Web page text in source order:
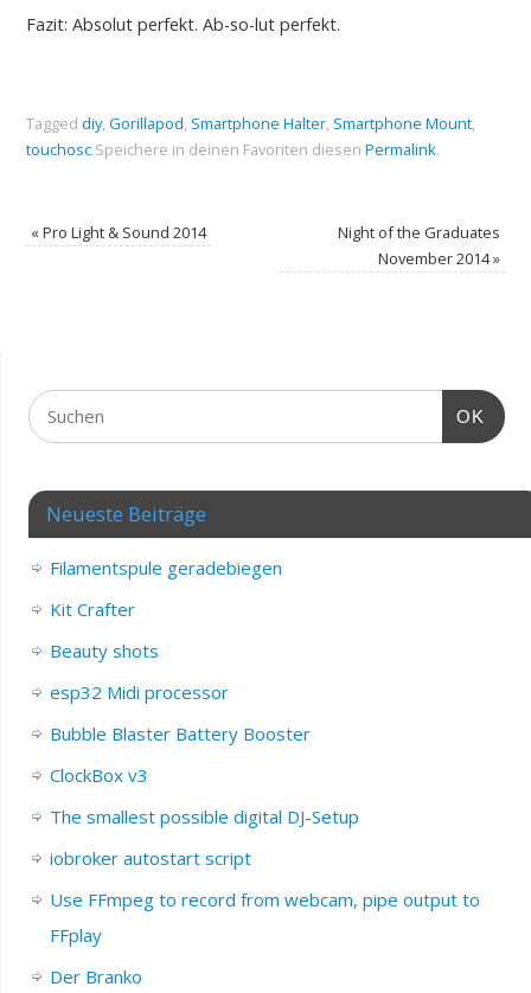
Fazit: Absolut perfekt. Ab-so-lut perfekt.
Tagged diy, Gorillapod, Smartphone Halter, Smartphone Mount,
touchosc.Speichere in deinen Favoriten diesen Permalink.
«Pro Light & Sound 2014
Night of the Graduates
November 2014»
OK
Neueste Beiträge
Filamentspule geradebiegen
Kit Crafter
Beauty shots
esp32 Midi processor
Bubble Blaster Battery Booster
ClockBox v3
The smallest possible digital DJ-Setup
iobroker autostart script
Use FFmpeg to record from webcam, pipe output to
FFplay
Der Branko